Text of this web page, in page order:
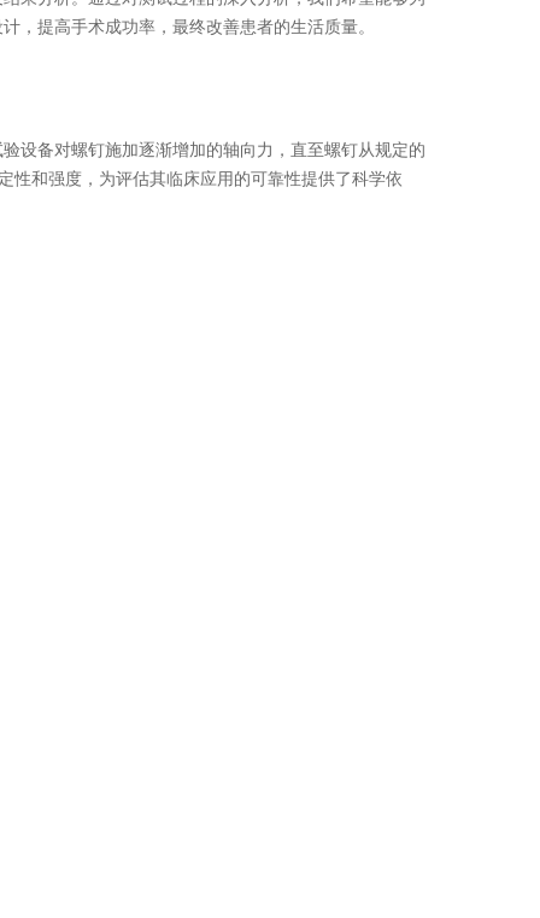
，提高手术成功率，最终改善患者的生活质量。
设备对螺钉施加逐渐增加的轴向力，直至螺钉从规定的
性和强度，为评估其临床应用的可靠性提供了科学依